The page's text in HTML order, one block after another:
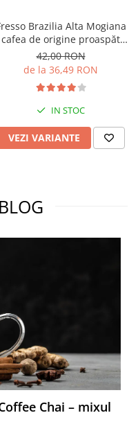
Brazilia Alta Mogiana
cafea de origine proaspăt
prăjită și măcinată
42,00 RON
de la 36,49 RON
IN STOC
VEZI VARIANTE
Chai – mixul